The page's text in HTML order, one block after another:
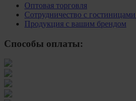
Оптовая торговля
Сотрудничество с
Продукция с вашим брендом
Способы оплаты: